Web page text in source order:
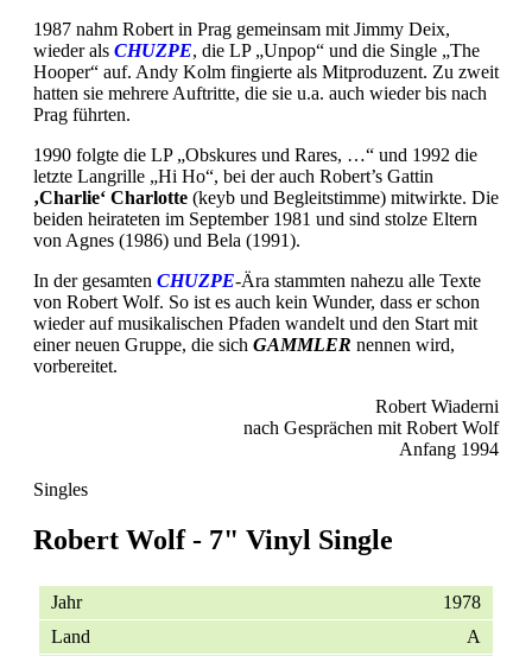
1987 nahm Robert in Prag gemeinsam mit Jimmy Deix,
wieder als CHUZPE, die LP „Unpop“ und die Single „The
Hooper“ auf. Andy Kolm fingierte als Mitproduzent. Zu zweit
hatten sie mehrere Auftritte, die sie u.a. auch wieder bis nach
Prag führten.
1990 folgte die LP „Obskures und Rares, …“ und 1992 die
letzte Langrille „Hi Ho“, bei der auch Robert’s Gattin
‚Charlie‘ Charlotte (keyb und Begleitstimme) mitwirkte. Die
beiden heirateten im September 1981 und sind stolze Eltern
von Agnes (1986) und Bela (1991).
In der gesamten CHUZPE-Ära stammten nahezu alle Texte
von Robert Wolf. So ist es auch kein Wunder, dass er schon
wieder auf musikalischen Pfaden wandelt und den Start mit
einer neuen Gruppe, die sich GAMMLER nennen wird,
vorbereitet.
Robert Wiaderni
nach Gesprächen mit Robert Wolf
Anfang 1994
Singles
Robert Wolf - 7" Vinyl Single
1978
A